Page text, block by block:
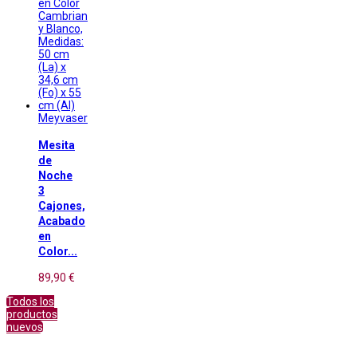
Meyvaser
Mesita
de
Noche
3
Cajones,
Acabado
en
Color...
89,90 €
Todos los
productos
nuevos